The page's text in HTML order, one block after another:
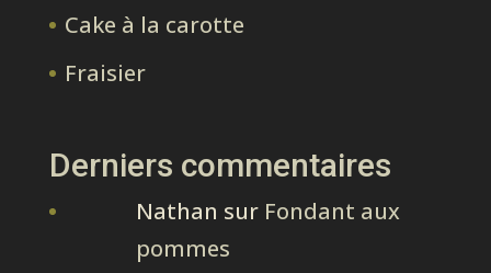
Cake à la carotte
Fraisier
Derniers commentaires
Nathan sur Fondant aux
pommes